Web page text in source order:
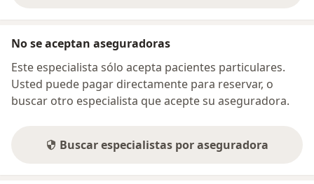
No se aceptan aseguradoras
Este especialista sólo acepta pacientes particulares.
Usted puede pagar directamente para reservar, o
buscar otro especialista que acepte su aseguradora.
Buscar especialistas por aseguradora